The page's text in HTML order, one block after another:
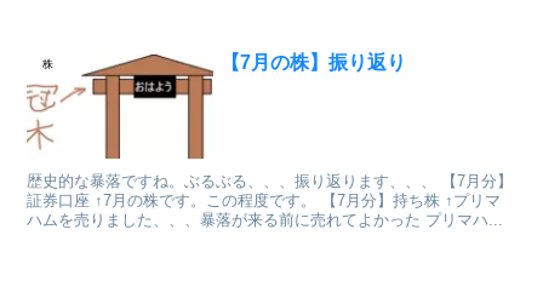
株 【7月の株】振り返り
歴史的な暴落ですね。ぶるぶる、、、振り返ります、、、 【7月分】
証券口座 ↑7月の株です。この程度です。 【7月分】持ち株 ↑プリマ
ハムを売りました、、、暴落が来る前に売れてよかった プリマハ...